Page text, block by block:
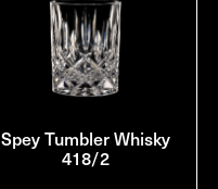
Spey Tumbler Whisky
418/2